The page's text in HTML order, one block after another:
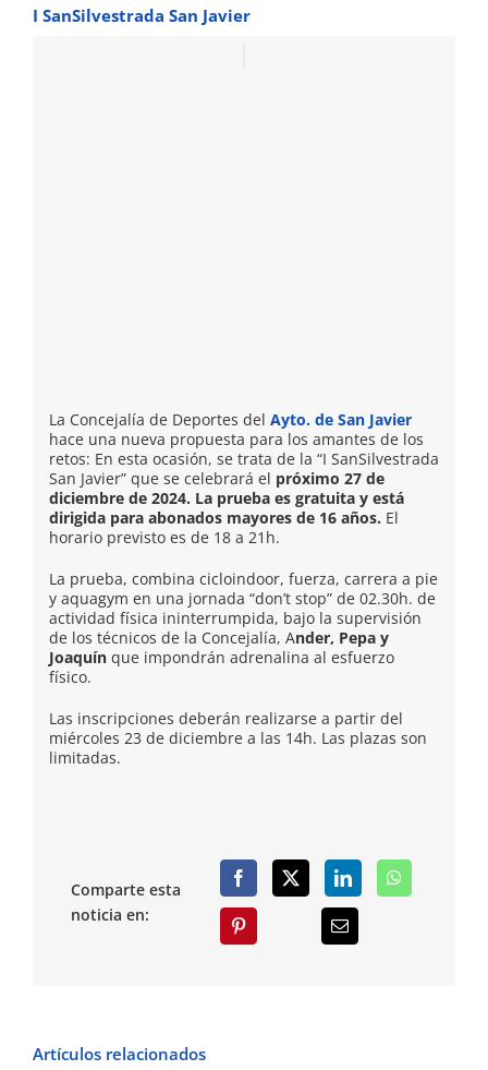
I SanSilvestrada San Javier
La Concejalía de Deportes del Ayto. de San Javier
hace una nueva propuesta para los amantes de los
retos: En esta ocasión, se trata de la “I SanSilvestrada
San Javier” que se celebrará el próximo 27 de
diciembre de 2024. La prueba es gratuita y está
dirigida para abonados mayores de 16 años. El
horario previsto es de 18 a 21h.
La prueba, combina cicloindoor, fuerza, carrera a pie
y aquagym en una jornada “don’t stop” de 02.30h. de
actividad física ininterrumpida, bajo la supervisión
de los técnicos de la Concejalía, Ander, Pepa y
Joaquín que impondrán adrenalina al esfuerzo
físico.
Las inscripciones deberán realizarse a partir del
miércoles 23 de diciembre a las 14h. Las plazas son
limitadas.
Comparte esta
noticia en:
Artículos relacionados